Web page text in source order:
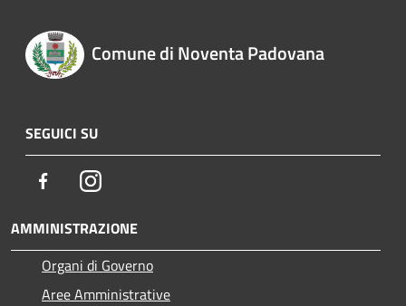
Comune di Noventa Padovana
SEGUICI SU
FacebookInstagram
AMMINISTRAZIONE
Organi di Governo
Aree Amministrative